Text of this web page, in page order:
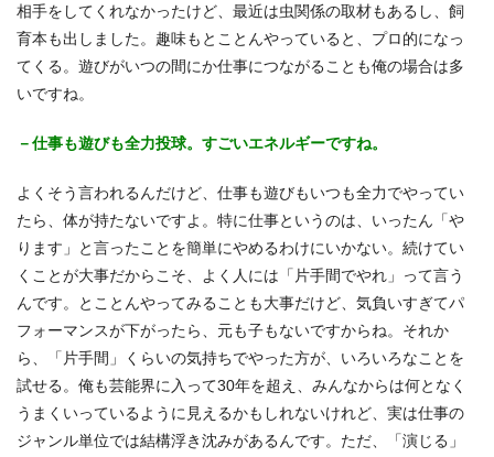
相手をしてくれなかったけど、最近は虫関係の取材もあるし、飼
育本も出しました。趣味もとことんやっていると、プロ的になっ
てくる。遊びがいつの間にか仕事につながることも俺の場合は多
いですね。
－仕事も遊びも全力投球。すごいエネルギーですね。
よくそう言われるんだけど、仕事も遊びもいつも全力でやってい
たら、体が持たないですよ。特に仕事というのは、いったん「や
ります」と言ったことを簡単にやめるわけにいかない。続けてい
くことが大事だからこそ、よく人には「片手間でやれ」って言う
んです。とことんやってみることも大事だけど、気負いすぎてパ
フォーマンスが下がったら、元も子もないですからね。それか
ら、「片手間」くらいの気持ちでやった方が、いろいろなことを
試せる。俺も芸能界に入って30年を超え、みんなからは何となく
うまくいっているように見えるかもしれないけれど、実は仕事の
ジャンル単位では結構浮き沈みがあるんです。ただ、「演じる」